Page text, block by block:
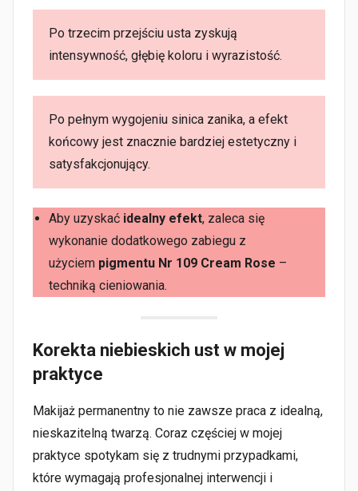
Po trzecim przejściu usta zyskują
intensywność, głębię koloru i wyrazistość.
Po pełnym wygojeniu sinica zanika, a efekt
końcowy jest znacznie bardziej estetyczny i
satysfakcjonujący.
Aby uzyskać idealny efekt, zaleca się
wykonanie dodatkowego zabiegu z
użyciem pigmentu Nr 109 Cream Rose –
techniką cieniowania.
Korekta niebieskich ust w mojej
praktyce
Makijaż permanentny to nie zawsze praca z idealną,
nieskazitelną twarzą. Coraz częściej w mojej
praktyce spotykam się z trudnymi przypadkami,
które wymagają profesjonalnej interwencji i